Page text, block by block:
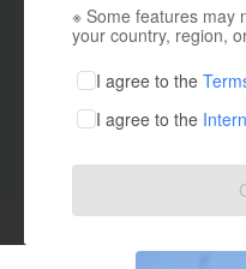
※ Some features may
your country, region,
I agree to the
I agree to the